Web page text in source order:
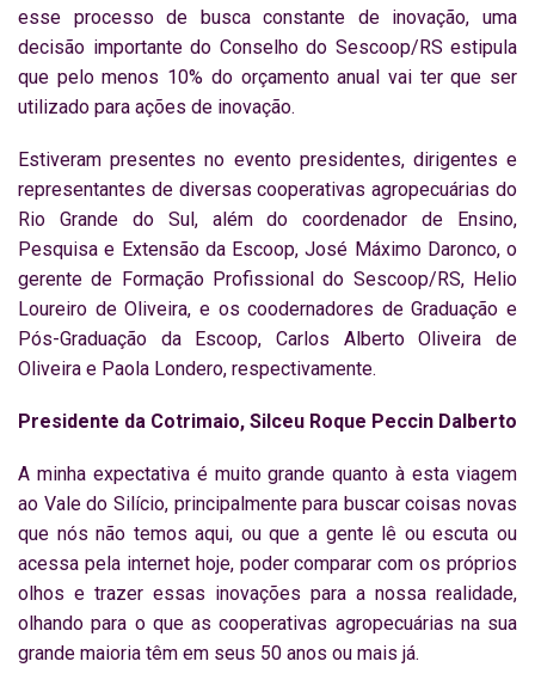
esse processo de busca constante de inovação, uma
decisão importante do Conselho do Sescoop/RS estipula
que pelo menos 10% do orçamento anual vai ter que ser
utilizado para ações de inovação.
Estiveram presentes no evento presidentes, dirigentes e
representantes de diversas cooperativas agropecuárias do
Rio Grande do Sul, além do coordenador de Ensino,
Pesquisa e Extensão da Escoop, José Máximo Daronco, o
gerente de Formação Profissional do Sescoop/RS, Helio
Loureiro de Oliveira, e os coodernadores de Graduação e
Pós-Graduação da Escoop, Carlos Alberto Oliveira de
Oliveira e Paola Londero, respectivamente.
Presidente da Cotrimaio, Silceu Roque Peccin Dalberto
A minha expectativa é muito grande quanto à esta viagem
ao Vale do Silício, principalmente para buscar coisas novas
que nós não temos aqui, ou que a gente lê ou escuta ou
acessa pela internet hoje, poder comparar com os próprios
olhos e trazer essas inovações para a nossa realidade,
olhando para o que as cooperativas agropecuárias na sua
grande maioria têm em seus 50 anos ou mais já.